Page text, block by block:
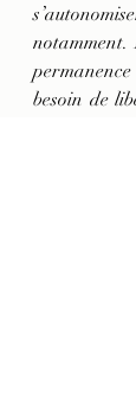
notamment.
besoin de